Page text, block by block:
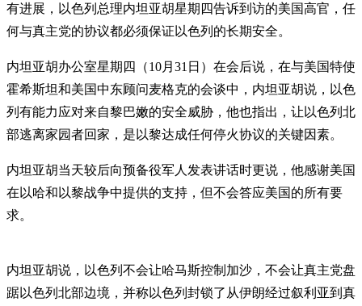
有进展，以色列总理内坦亚胡星期四告诉到访的美国高官，任
何与真主党的协议都必须保证以色列的长期安全。
内坦亚胡办公室星期四（10月31日）在会后说，在与美国特使
霍希斯坦和美国中东顾问麦格克的会谈中，内坦亚胡说，以色
列有能力应对来自黎巴嫩的安全威胁，他也指出，让以色列北
部逃离家园者回家，是以黎达成任何停火协议的关键因素。
内坦亚胡当天较后向预备役军人发表讲话时更说，他感谢美国
在以哈和以黎战争中提供的支持，但不会答应美国的所有要
求。
内坦亚胡说，以色列不会让哈马斯控制加沙，不会让真主党盘
踞以色列北部边境，并称以色列封锁了从伊朗经过叙利亚到真